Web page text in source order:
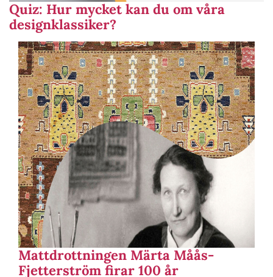
Quiz: Hur mycket kan du om våra
designklassiker?
Mattdrottningen Märta Måås-
Fjetterström firar 100 år